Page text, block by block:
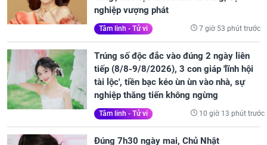
nghiệp vượng phát
Tâm linh - Tử vi 7 giờ 53 phút trước
Trúng số độc đắc vào đúng 2 ngày liên
tiếp (8/8-9/8/2026), 3 con giáp 'lĩnh hội
tài lộc', tiền bạc kéo ùn ùn vào nhà, sự
nghiệp thăng tiến không ngừng
Tâm linh - Tử vi 10 giờ 13 phút trước
Đúng 7h30 ngày mai, Chủ Nhật